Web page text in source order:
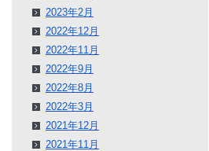
2023年2月
2022年12月
2022年11月
2022年9月
2022年8月
2022年3月
2021年12月
2021年11月